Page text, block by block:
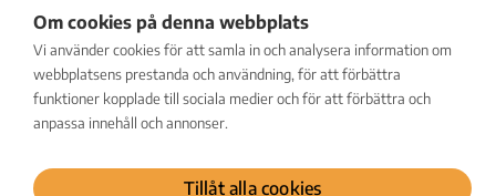
PB 380 (Hagnäskajen 6), 00531 HELSINGFORS
Vapaudenkatu 58, 40100 JYVÄSKYLÄ
kirjaamo@karvi.fi
029 533 1600
Om cookies på denna webbplats
Vi använder cookies för att samla in och analysera information om
webbplatsens prestanda och användning, för att förbättra
funktioner kopplade till sociala medier och för att förbättra och
anpassa innehåll och annonser.
Tillåt alla cookies